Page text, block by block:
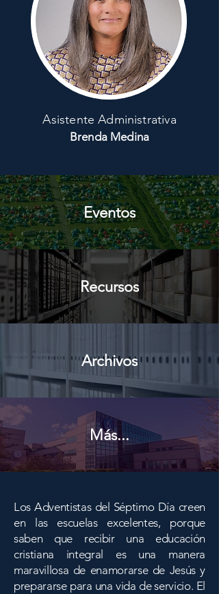
Asistente Administrativa
Brenda Medina
Eventos
Recursos
Archivos
Más...
Los Adventistas del Séptimo Día creen
en las escuelas excelentes, porque
saben que recibir una educación
cristiana integral es una manera
maravillosa de enamorarse de Jesús y
prepararse para una vida de servicio. El